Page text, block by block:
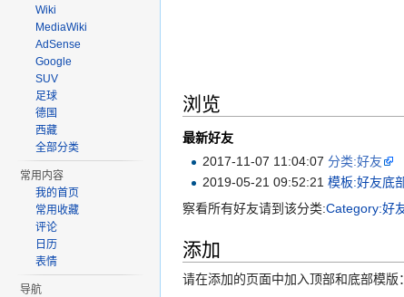
浏览
最新好友
2017-11-07 11:04:07分类:好友
2019-05-21 09:52:21模板:好友底
察看所有好友请到该分类:Category:好
添加
请在添加的页面中加入顶部和底部模版：
Wiki
MediaWiki
AdSense
Google
SUV
足球
德国
西藏
全部分类
常用内容
我的首页
常用收藏
评论
日历
表情
导航